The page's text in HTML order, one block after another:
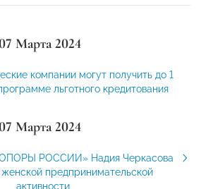
Марта 2024
компании могут получить до 1
льготного кредитования
Марта 2024
РОССИИ» Надия Черкасова
предпринимательской
активности